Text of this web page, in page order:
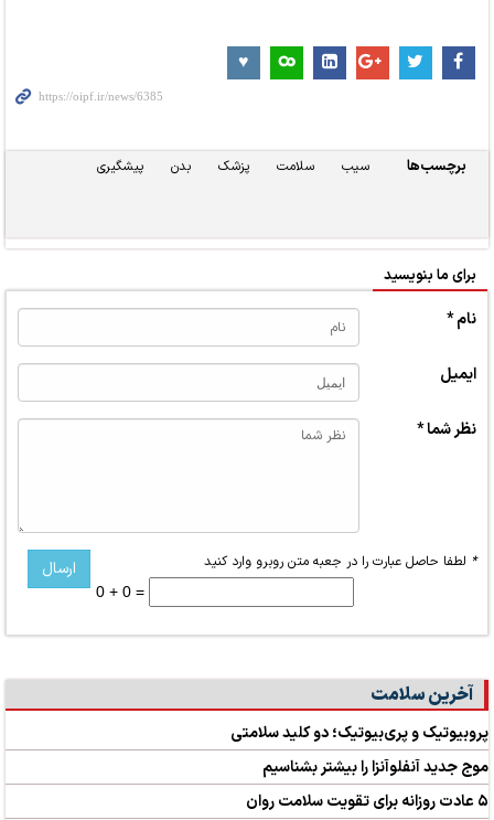
برچسب‌ها سیب سلامت پزشک بدن پیشگیری
برای ما بنویسید
نام *
ایمیل
نظر شما *
* لطفا حاصل عبارت را در جعبه متن روبرو وارد کنید
0 + 0 =
آخرین سلامت
پروبیوتیک و پری‌بیوتیک؛ دو کلید سلامتی
موج جدید آنفلوآنزا را بیشتر بشناسیم
۵ عادت روزانه برای تقویت سلامت روان